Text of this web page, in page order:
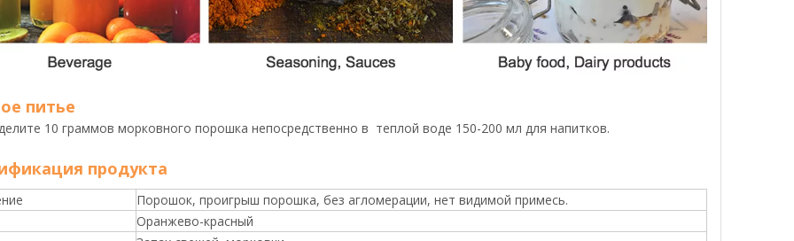
питье
10 граммов морковного порошка непосредственно в теплой воде 150-200 мл для напитков.
продукта
Порошок, проигрыш порошка, без агломерации, нет видимой примесь.
Оранжево-красный